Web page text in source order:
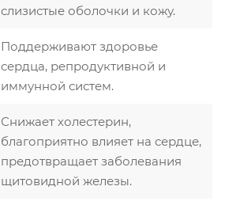
слизистые оболочки и кожу.
Поддерживают здоровье
сердца, репродуктивной и
иммунной систем.
Снижает холестерин,
благоприятно влияет на сердце,
предотвращает заболевания
щитовидной железы.